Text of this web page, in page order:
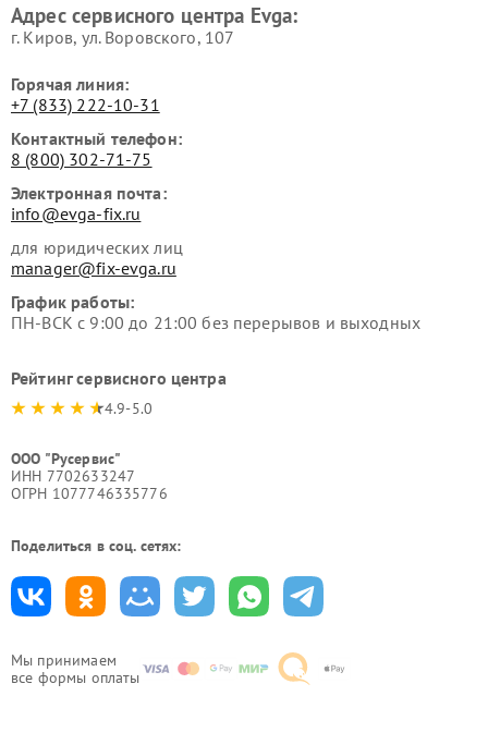
Мы принимаем
все формы оплаты
Адрес сервисного центра Evga:
г. Киров, ул. Воровского, 107
Горячая линия:
+7 (833) 222-10-31
Контактный телефон:
8 (800) 302-71-75
Электронная почта:
info@evga-fix.ru
для юридических лиц
manager@fix-evga.ru
График работы:
ПН-ВСК с 9:00 до 21:00 без перерывов и выходных
Рейтинг сервисного центра
4.9-5.0
ООО "Русервис"
ИНН 7702633247
ОГРН 1077746335776
Поделиться в соц. сетях: